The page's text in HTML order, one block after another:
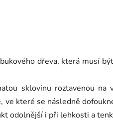
dřeva, která musí
sklovinu roztavenou na
ve které se následně
odolnější i při lehkosti a